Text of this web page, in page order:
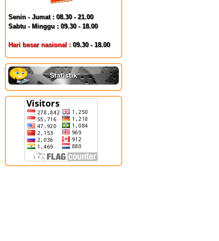
Senin - Jumat : 08.30 - 21.00
Sabtu - Minggu : 09.30 - 18.00
Hari besar nasional : 09.30 - 18.00
Statistik